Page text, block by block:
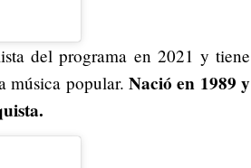
del programa en 2021 y tiene
música popular. Nació en 1989 y